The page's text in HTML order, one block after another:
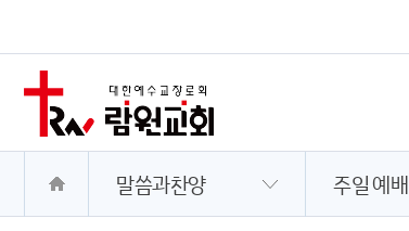
말씀과찬양 주일 예배